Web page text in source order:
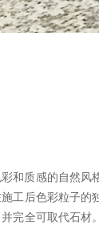
和质感的自然
工后色彩粒子
并完全可取代石材